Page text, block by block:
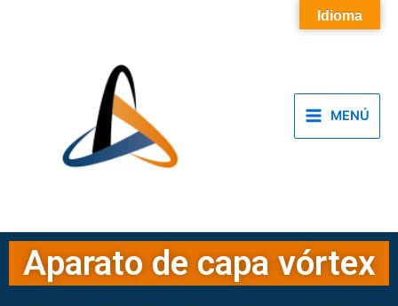
Main
MENÚ
Aparato de capa vórtex
Idioma